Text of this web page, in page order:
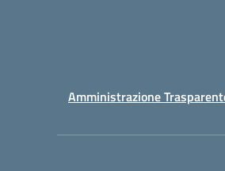
Amministrazione